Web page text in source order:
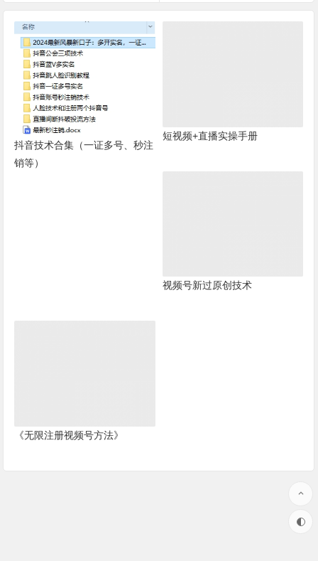
抖音技术合集（一证多号、秒注
销等）
短视频+直播实操手册
视频号新过原创技术
《无限注册视频号方法》